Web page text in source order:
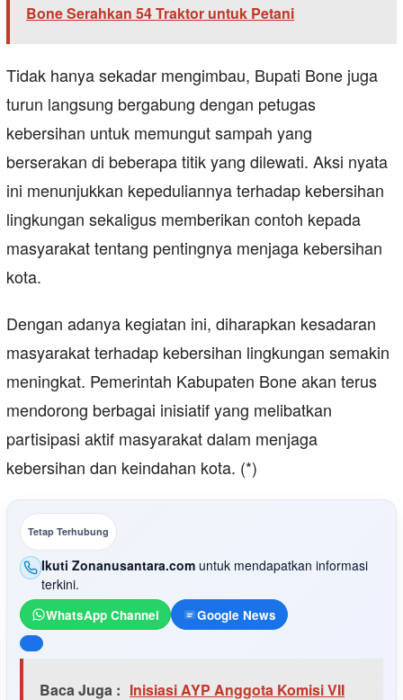
Bone Serahkan 54 Traktor untuk Petani
Tidak hanya sekadar mengimbau, Bupati Bone juga
turun langsung bergabung dengan petugas
kebersihan untuk memungut sampah yang
berserakan di beberapa titik yang dilewati. Aksi nyata
ini menunjukkan kepeduliannya terhadap kebersihan
lingkungan sekaligus memberikan contoh kepada
masyarakat tentang pentingnya menjaga kebersihan
kota.
Dengan adanya kegiatan ini, diharapkan kesadaran
masyarakat terhadap kebersihan lingkungan semakin
meningkat. Pemerintah Kabupaten Bone akan terus
mendorong berbagai inisiatif yang melibatkan
partisipasi aktif masyarakat dalam menjaga
kebersihan dan keindahan kota. (*)
Tetap Terhubung
Ikuti Zonanusantara.com untuk mendapatkan informasi
terkini.
WhatsApp Channel Google News
Baca Juga : Inisiasi AYP Anggota Komisi VII